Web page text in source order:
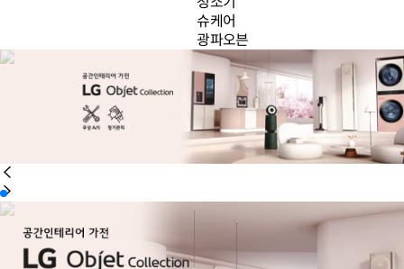
슈케어
광파오븐